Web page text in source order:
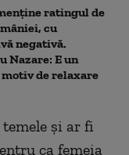
ratingul de
cu
negativă.
Nazare: E un
motiv de relaxare
şi ar fi
ca femeia